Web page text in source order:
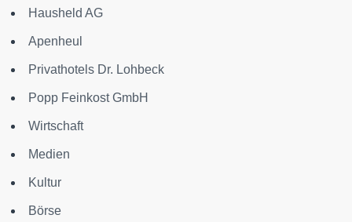
Hausheld AG
Apenheul
Privathotels Dr. Lohbeck
Popp Feinkost GmbH
Wirtschaft
Medien
Kultur
Börse